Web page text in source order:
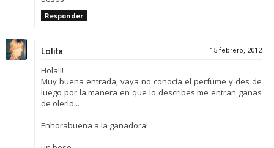
Responder
Lolita 15 febrero, 2012
Hola!!!
Muy buena entrada, vaya no conocía el perfume y des de
luego por la manera en que lo describes me entran ganas
de olerlo...
Enhorabuena a la ganadora!